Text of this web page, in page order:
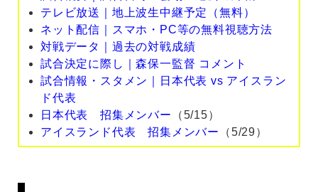
テレビ放送｜地上波生中継予定（無料）
ネット配信｜スマホ・PC等の無料視聴方法
対戦データ｜過去の対戦成績
試合決定に際し｜森保一監督 コメント
試合情報・スタメン｜日本代表 vs アイスラン
ド代表
日本代表 招集メンバー
（5/15）
アイスランド代表 招集メンバー
（5/29）